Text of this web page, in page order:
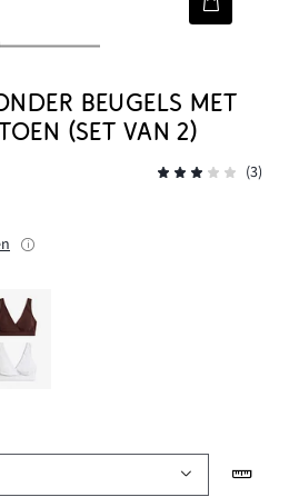
BEUGELS MET
(SET VAN 2)
(3)